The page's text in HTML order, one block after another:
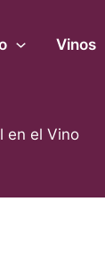
Vinos
en el Vino